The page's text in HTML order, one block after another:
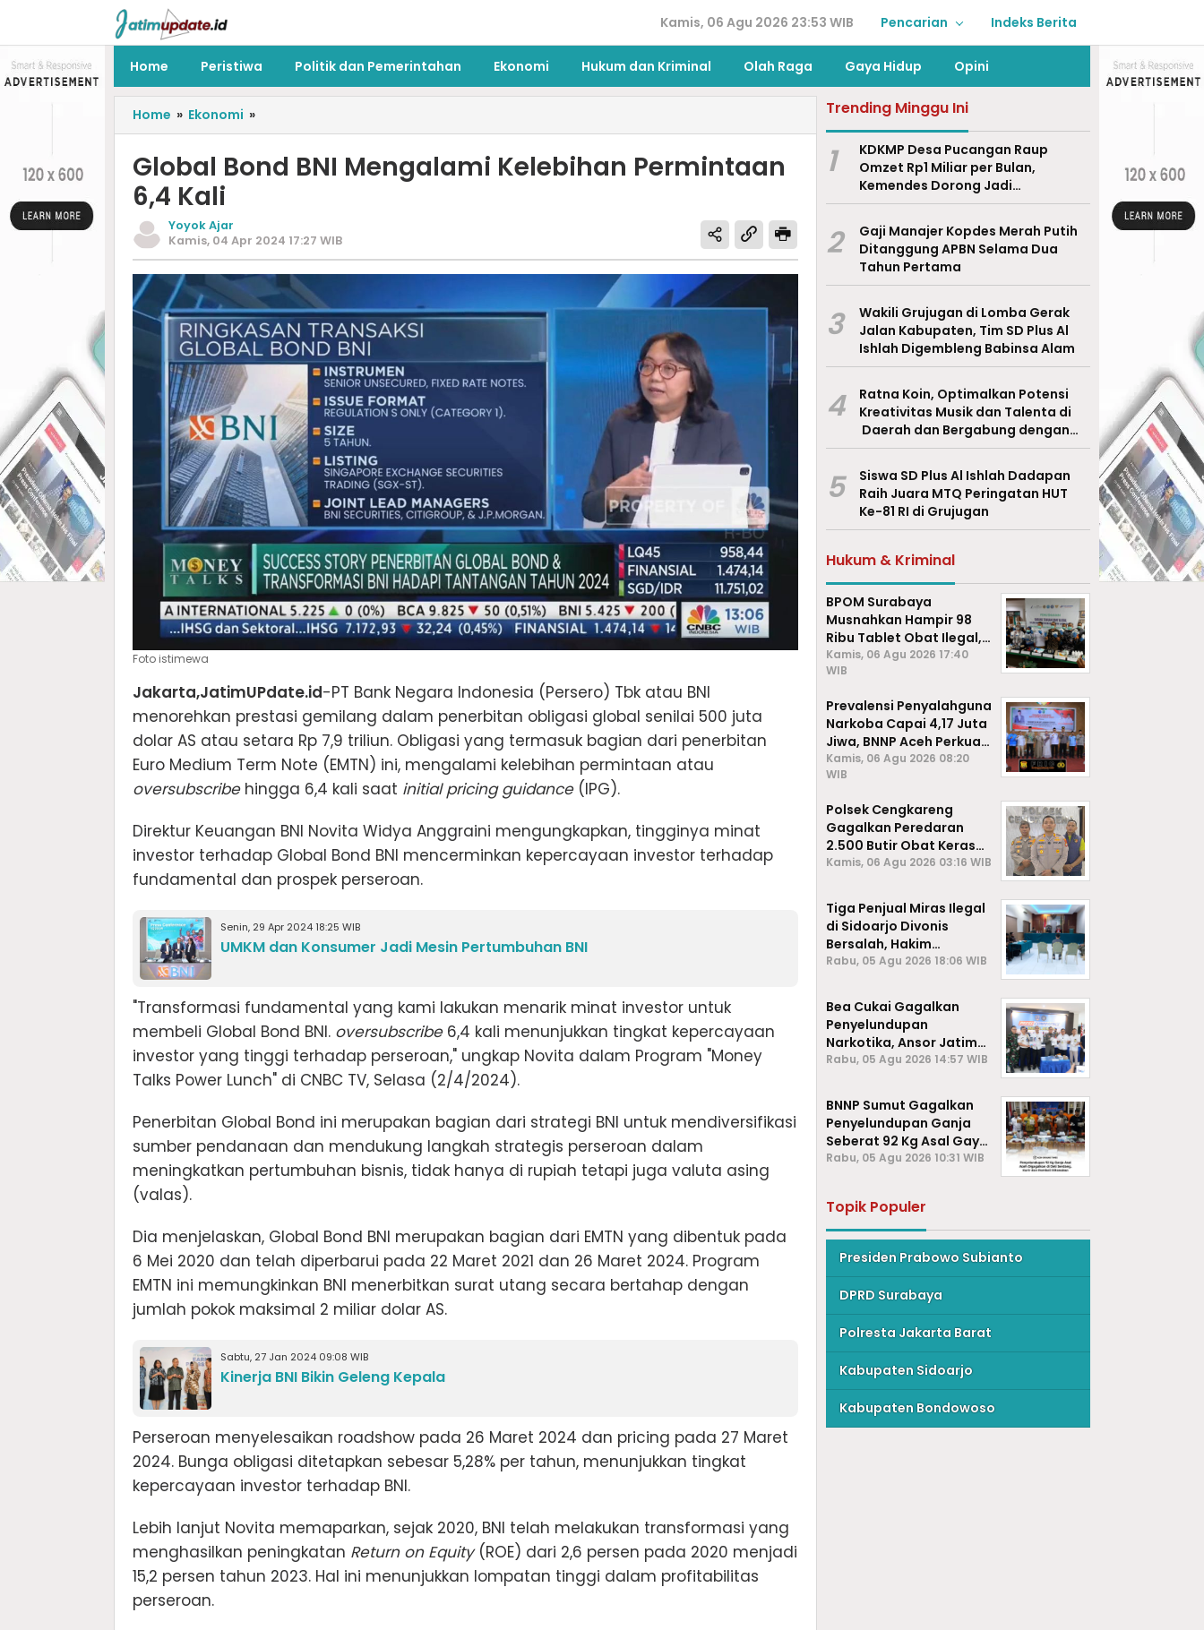
Kamis, 06 Agu 2026 23:53 WIB Pencarian Indeks Berita
Home Peristiwa Politik dan Pemerintahan Ekonomi Hukum dan Kriminal Olah Raga Gaya Hidup Opini
Home » Ekonomi »
Global Bond BNI Mengalami Kelebihan Permintaan
6,4 Kali
Yoyok Ajar
Kamis, 04 Apr 2024 17:27 WIB
Foto istimewa
Jakarta,JatimUPdate.id-PT Bank Negara Indonesia (Persero) Tbk atau BNI
menorehkan prestasi gemilang dalam penerbitan obligasi global senilai 500 juta
dolar AS atau setara Rp 7,9 triliun. Obligasi yang termasuk bagian dari penerbitan
Euro Medium Term Note (EMTN) ini, mengalami kelebihan permintaan atau
oversubscribehingga 6,4 kali saat initial pricing guidance(IPG).
Direktur Keuangan BNI Novita Widya Anggraini mengungkapkan, tingginya minat
investor terhadap Global Bond BNI mencerminkan kepercayaan investor terhadap
fundamental dan prospek perseroan.
Senin, 29 Apr 2024 18:25 WIB
UMKM dan Konsumer Jadi Mesin Pertumbuhan BNI
"Transformasi fundamental yang kami lakukan menarik minat investor untuk
membeli Global Bond BNI. oversubscribe6,4 kali menunjukkan tingkat kepercayaan
investor yang tinggi terhadap perseroan," ungkap Novita dalam Program "Money
Talks Power Lunch" di CNBC TV, Selasa (2/4/2024).
Penerbitan Global Bond ini merupakan bagian dari strategi BNI untuk mendiversifikasi
sumber pendanaan dan mendukung langkah strategis perseroan dalam
meningkatkan pertumbuhan bisnis, tidak hanya di rupiah tetapi juga valuta asing
(valas).
Dia menjelaskan, Global Bond BNI merupakan bagian dari EMTN yang dibentuk pada
6 Mei 2020 dan telah diperbarui pada 22 Maret 2021 dan 26 Maret 2024. Program
EMTN ini memungkinkan BNI menerbitkan surat utang secara bertahap dengan
jumlah pokok maksimal 2 miliar dolar AS.
Sabtu, 27 Jan 2024 09:08 WIB
Kinerja BNI Bikin Geleng Kepala
Perseroan menyelesaikan roadshow pada 26 Maret 2024 dan pricing pada 27 Maret
2024. Bunga obligasi ditetapkan sebesar 5,28% per tahun, menunjukkan tingkat
kepercayaan investor terhadap BNI.
Lebih lanjut Novita memaparkan, sejak 2020, BNI telah melakukan transformasi yang
menghasilkan peningkatan Return on Equity(ROE) dari 2,6 persen pada 2020 menjadi
15,2 persen tahun 2023. Hal ini menunjukkan lompatan tinggi dalam profitabilitas
perseroan.
Trending Minggu Ini
1
KDKMP Desa Pucangan Raup
Omzet Rp1 Miliar per Bulan,
Kemendes Dorong Jadi
Percontohan Nasional
2
Gaji Manajer Kopdes Merah Putih
Ditanggung APBN Selama Dua
Tahun Pertama
3
Wakili Grujugan di Lomba Gerak
Jalan Kabupaten, Tim SD Plus Al
Ishlah Digembleng Babinsa Alam
4
Ratna Koin, Optimalkan Potensi
Kreativitas Musik dan Talenta di
Daerah dan Bergabung dengan
Ekraf Pasuruan
5
Siswa SD Plus Al Ishlah Dadapan
Raih Juara MTQ Peringatan HUT
Ke-81 RI di Grujugan
Hukum & Kriminal
BPOM Surabaya
Musnahkan Hampir 98
Ribu Tablet Obat Ilegal,
Cegah Penyalahgunaan
di Kalangan Pelajar
Kamis, 06 Agu 2026 17:40
WIB
Prevalensi Penyalahguna
Narkoba Capai 4,17 Juta
Jiwa, BNNP Aceh Perkuat
P4GN di Subulussalam
Kamis, 06 Agu 2026 08:20
WIB
Polsek Cengkareng
Gagalkan Peredaran
2.500 Butir Obat Keras
Daftar G, Satu Pengedar
Kamis, 06 Agu 2026 03:16 WIB
Tiga Penjual Miras Ilegal
di Sidoarjo Divonis
Bersalah, Hakim
Jatuhkan Denda hingga
Rabu, 05 Agu 2026 18:06 WIB
Bea Cukai Gagalkan
Penyelundupan
Narkotika, Ansor Jatim
Negara Tak Kalah dari
Rabu, 05 Agu 2026 14:57 WIB
BNNP Sumut Gagalkan
Penyelundupan Ganja
Seberat 92 Kg Asal Gayo
Lues, Aceh.
Rabu, 05 Agu 2026 10:31 WIB
Topik Populer
Presiden Prabowo Subianto
DPRD Surabaya
Polresta Jakarta Barat
Kabupaten Sidoarjo
Kabupaten Bondowoso